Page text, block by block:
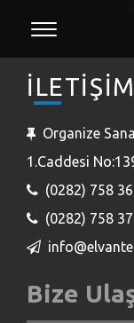
İLETİŞİM
Organize
1.Caddesi
(0282) 758
(0282) 758
Bize